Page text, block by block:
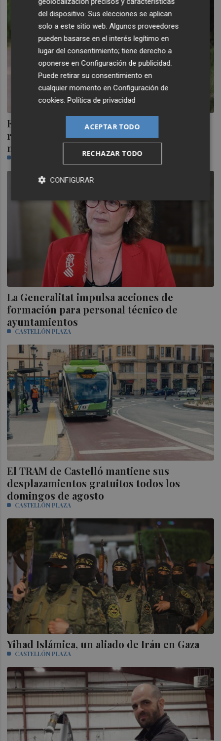
El servicio de atención a la dependencia
resuelve al día unos 140 expedientes de
nuevos beneficiarios
La Generalitat impulsa acciones de
formación para personal técnico de
ayuntamientos
CASTELLÓN PLAZA
El TRAM de Castelló mantiene sus
desplazamientos gratuitos todos los
domingos de agosto
CASTELLÓN PLAZA
Yihad Islámica, un aliado de Irán en Gaza
CASTELLÓN PLAZA
del dispositivo. Sus elecciones se aplican
solo a este sitio web. Algunos proveedores
pueden basarse en el interés legítimo en
lugar del consentimiento; tiene derecho a
oponerse enConfiguración de publicidad.
Puede retirar su consentimiento en
cualquier momento enConfiguración de
cookies.Política de privacidad
ACEPTAR TODO
RECHAZAR TODO
CONFIGURAR